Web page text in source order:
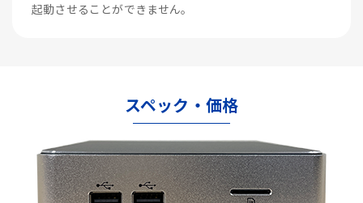
起動させることができません。
スペック・価格